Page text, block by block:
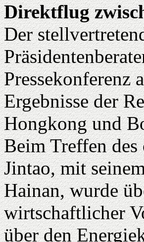
Direktflug
Der
Pressekonferenz
Ergebnisse der
Hongkong und
Beim Treffen des
Jintao, mit
Hainan, wurde
wirtschaftlicher
über den